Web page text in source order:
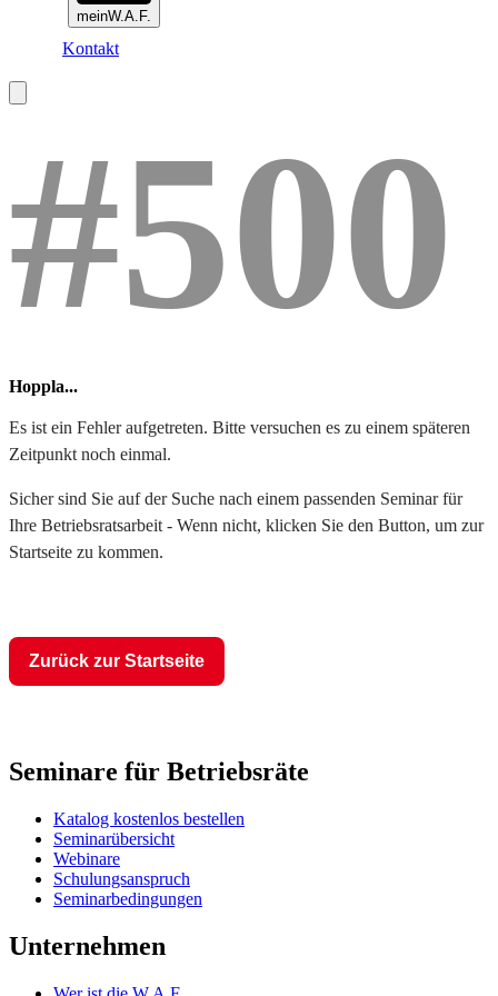
meinW.A.F.
Kontakt
#500
Hoppla...
Es ist ein Fehler aufgetreten. Bitte versuchen es zu einem späteren
Zeitpunkt noch einmal.
Sicher sind Sie auf der Suche nach einem passenden Seminar für
Ihre Betriebsratsarbeit - Wenn nicht, klicken Sie den Button, um zur
Startseite zu kommen.
Zurück zur Startseite
Seminare für Betriebsräte
Katalog kostenlos bestellen
Seminarübersicht
Webinare
Schulungsanspruch
Seminarbedingungen
Unternehmen